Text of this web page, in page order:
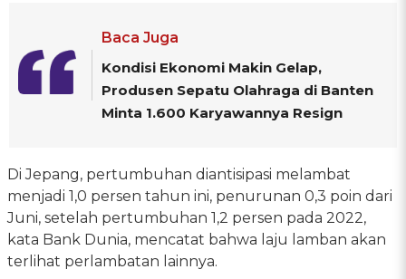
Baca Juga
Kondisi Ekonomi Makin Gelap,
Produsen Sepatu Olahraga di Banten
Minta 1.600 Karyawannya Resign
Di Jepang, pertumbuhan diantisipasi melambat
menjadi 1,0 persen tahun ini, penurunan 0,3 poin dari
Juni, setelah pertumbuhan 1,2 persen pada 2022,
kata Bank Dunia, mencatat bahwa laju lamban akan
terlihat perlambatan lainnya.